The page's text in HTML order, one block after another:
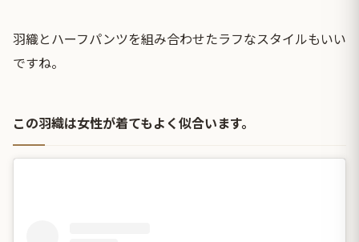
羽織とハーフパンツを組み合わせたラフなスタイルもいい
ですね。
この羽織は女性が着てもよく似合います。